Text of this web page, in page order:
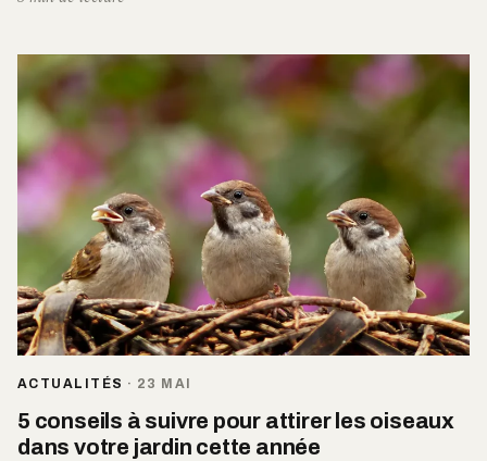
ACTUALITÉS · 23 MAI
5 conseils à suivre pour attirer les oiseaux
dans votre jardin cette année